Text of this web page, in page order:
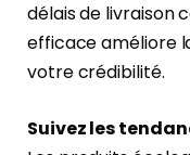
délais de livraison
efficace améliore
votre crédibilité.
Suivez les